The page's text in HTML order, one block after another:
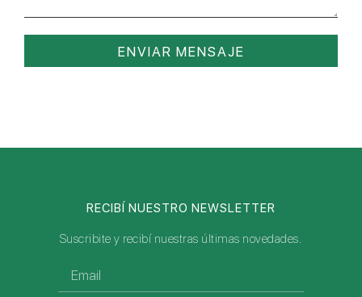
ENVIAR MENSAJE
RECIBÍ NUESTRO NEWSLETTER
Suscribite y recibí nuestras últimas novedades.